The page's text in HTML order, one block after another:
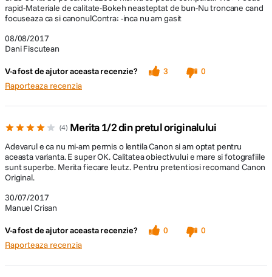
08/08/2017
Dani Fiscutean
rapid-Materiale de calitate-Bokeh neasteptat de bun-Nu troncane cand
focuseaza ca si canonulContra: -inca nu am gasit
V-a fost de ajutor aceasta recenzie? 3
0
Raporteaza recenzia
4 Merita 1/2 din pretul originalului
30/07/2017
Manuel Crisan
Adevarul e ca nu mi-am permis o lentila Canon si am optat pentru
aceasta varianta. E super OK. Calitatea obiectivului e mare si fotografiile
sunt superbe. Merita fiecare leutz. Pentru pretentiosi recomand Canon
Original.
V-a fost de ajutor aceasta recenzie? 0
0
Raporteaza recenzia